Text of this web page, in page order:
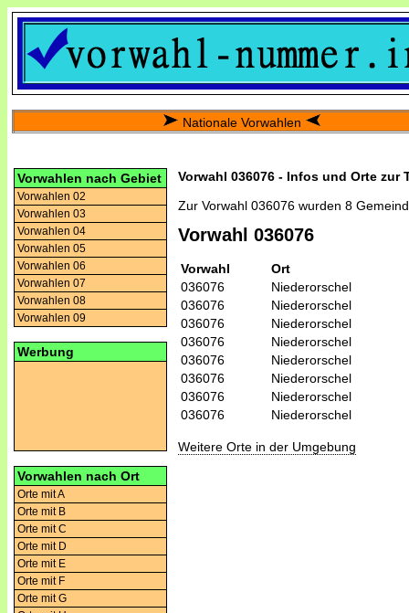
Nationale Vorwahlen
Vorwahlen nach Gebiet
Vorwahlen 02
Vorwahlen 03
Vorwahlen 04
Vorwahlen 05
Vorwahlen 06
Vorwahlen 07
Vorwahlen 08
Vorwahlen 09
Werbung
Vorwahlen nach Ort
Orte mit A
Orte mit B
Orte mit C
Orte mit D
Orte mit E
Orte mit F
Orte mit G
Vorwahl 036076 - Infos und Orte zur
Zur Vorwahl 036076 wurden 8
Vorwahl 036076
Vorwahl
Ort
036076
Niederorschel
036076
Niederorschel
036076
Niederorschel
036076
Niederorschel
036076
Niederorschel
036076
Niederorschel
036076
Niederorschel
036076
Niederorschel
Weitere Orte in der Umgebung